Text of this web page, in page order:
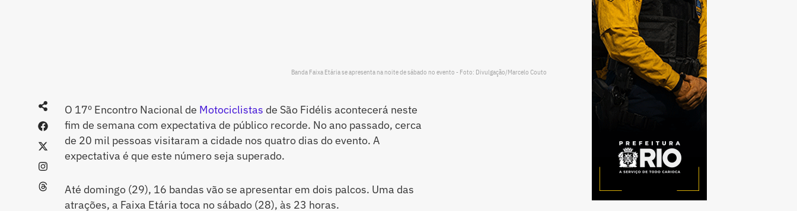
Banda Faixa Etária se apresenta na noite de sábado no evento - Foto: Divulgação/Marcelo Couto
O 17º Encontro Nacional de Motociclistas de São Fidélis acontecerá neste
fim de semana com expectativa de público recorde. No ano passado, cerca
de 20 mil pessoas visitaram a cidade nos quatro dias do evento. A
expectativa é que este número seja superado.
Até domingo (29), 16 bandas vão se apresentar em dois palcos. Uma das
atrações, a Faixa Etária toca no sábado (28), às 23 horas.